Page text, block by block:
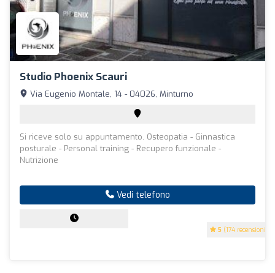
Studio Phoenix Scauri
5 (174 recensioni)
Via Eugenio Montale, 14 - 04026, Minturno
Si riceve solo su appuntamento. Osteopatia - Ginnastica
posturale - Personal training - Recupero funzionale -
Nutrizione
Vedi telefono